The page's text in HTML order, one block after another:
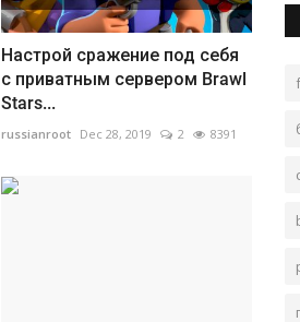
Настрой сражение под себя
с приватным сервером Brawl
Stars...
russianroot Dec 28, 2019 2 8391